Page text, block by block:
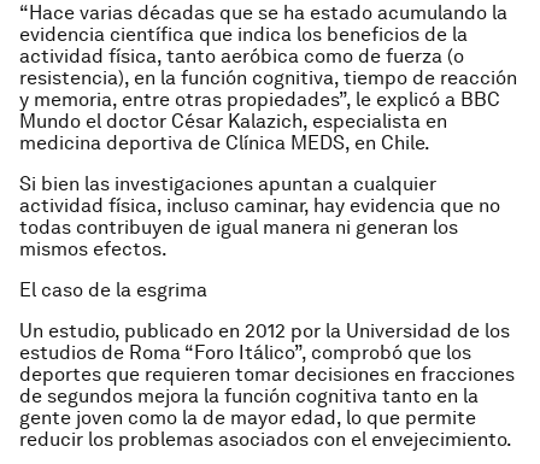
“Hace varias décadas que se ha estado acumulando la
evidencia científica que indica los beneficios de la
actividad física, tanto aeróbica como de fuerza (o
resistencia), en la función cognitiva, tiempo de reacción
y memoria, entre otras propiedades”, le explicó a BBC
Mundo el doctor César Kalazich, especialista en
medicina deportiva de Clínica MEDS, en Chile.
Si bien las investigaciones apuntan a cualquier
actividad física, incluso caminar, hay evidencia que no
todas contribuyen de igual manera ni generan los
mismos efectos.
El caso de la esgrima
Un estudio, publicado en 2012 por la Universidad de los
estudios de Roma “Foro Itálico”, comprobó que los
deportes que requieren tomar decisiones en fracciones
de segundos mejora la función cognitiva tanto en la
gente joven como la de mayor edad, lo que permite
reducir los problemas asociados con el envejecimiento.